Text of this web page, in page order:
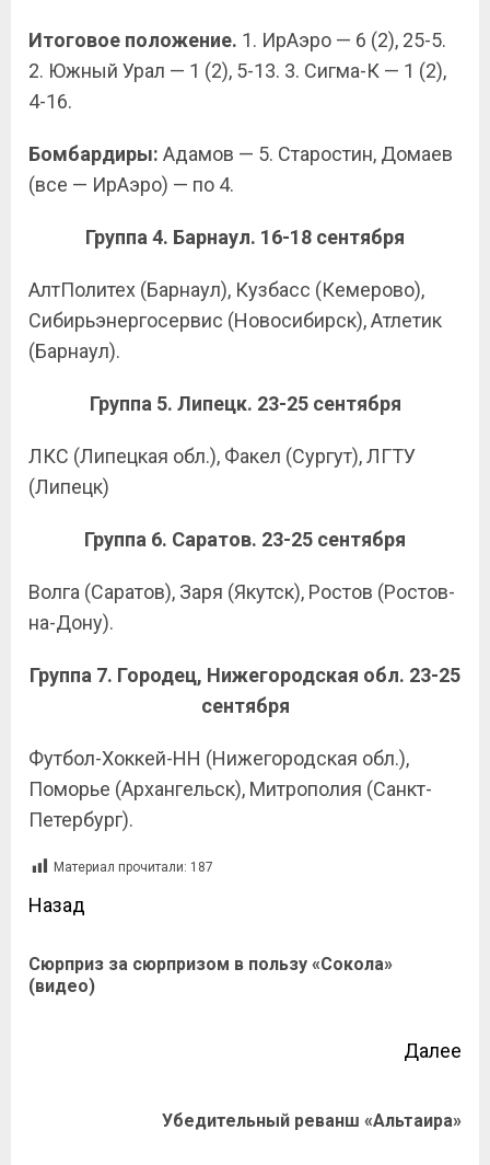
Итоговое положение. 1. ИрАэро — 6 (2), 25-5.
2. Южный Урал — 1 (2), 5-13. 3. Сигма-К — 1 (2),
4-16.
Бомбардиры: Адамов — 5. Старостин, Домаев
(все — ИрАэро) — по 4.
Группа 4. Барнаул. 16-18 сентября
АлтПолитех (Барнаул), Кузбасс (Кемерово),
Сибирьэнергосервис (Новосибирск), Атлетик
(Барнаул).
Группа 5. Липецк. 23-25 сентября
ЛКС (Липецкая обл.), Факел (Сургут), ЛГТУ
(Липецк)
Группа 6. Саратов. 23-25 сентября
Волга (Саратов), Заря (Якутск), Ростов (Ростов-
на-Дону).
Группа 7. Городец, Нижегородская обл. 23-25
сентября
Футбол-Хоккей-НН (Нижегородская обл.),
Поморье (Архангельск), Митрополия (Санкт-
Петербург).
Материал прочитали: 187
Назад
Сюрприз за сюрпризом в пользу «Сокола»
(видео)
Далее
Убедительный реванш «Альтаира»